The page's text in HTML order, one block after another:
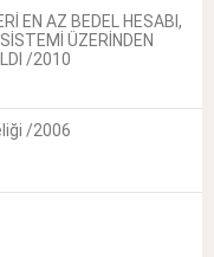
EN AZ BEDEL HESABI,
ÜZERİNDEN
/2010
/2006